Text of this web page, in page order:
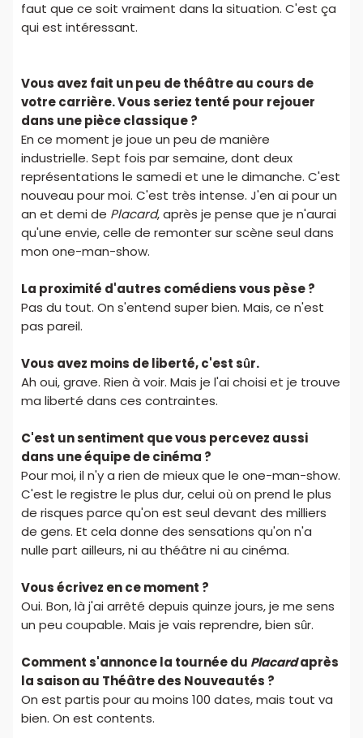
faut que ce soit vraiment dans la situation. C'est ça
qui est intéressant.
Vous avez fait un peu de théâtre au cours de
votre carrière. Vous seriez tenté pour rejouer
dans une pièce classique ?
En ce moment je joue un peu de manière
industrielle. Sept fois par semaine, dont deux
représentations le samedi et une le dimanche. C'est
nouveau pour moi. C'est très intense. J'en ai pour un
an et demi de Placard, après je pense que je n'aurai
qu'une envie, celle de remonter sur scène seul dans
mon one-man-show.
La proximité d'autres comédiens vous pèse ?
Pas du tout. On s'entend super bien. Mais, ce n'est
pas pareil.
Vous avez moins de liberté, c'est sûr.
Ah oui, grave. Rien à voir. Mais je l'ai choisi et je trouve
ma liberté dans ces contraintes.
C'est un sentiment que vous percevez aussi
dans une équipe de cinéma ?
Pour moi, il n'y a rien de mieux que le one-man-show.
C'est le registre le plus dur, celui où on prend le plus
de risques parce qu'on est seul devant des milliers
de gens. Et cela donne des sensations qu'on n'a
nulle part ailleurs, ni au théâtre ni au cinéma.
Vous écrivez en ce moment ?
Oui. Bon, là j'ai arrêté depuis quinze jours, je me sens
un peu coupable. Mais je vais reprendre, bien sûr.
Comment s'annonce la tournée du Placardaprès
la saison au Théâtre des Nouveautés ?
On est partis pour au moins 100 dates, mais tout va
bien. On est contents.